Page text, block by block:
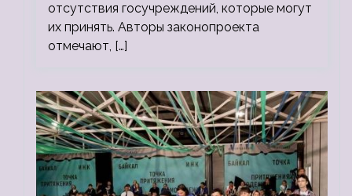
отсутствия госучреждений, которые могут
их принять. Авторы законопроекта
отмечают, […]